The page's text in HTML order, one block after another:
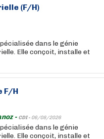
(F/H)
dans le génie
Elle conçoit, installe et
F/H
- CDI - 06/08/2026
dans le génie
Elle conçoit, installe et